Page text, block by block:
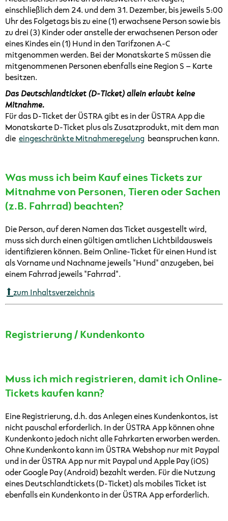
einschließlich dem 24. und dem 31. Dezember, bis jeweils 5:00
Uhr des Folgetags bis zu eine (1) erwachsene Person sowie bis
zu drei (3) Kinder oder anstelle der erwachsenen Person oder
eines Kindes ein (1) Hund in den Tarifzonen A-C
mitgenommen werden. Bei der Monatskarte S müssen die
mitgenommenen Personen ebenfalls eine Region S – Karte
besitzen.
Das Deutschlandticket (D-Ticket) allein erlaubt keine
Mitnahme.
Für das D-Ticket der ÜSTRA gibt es in der ÜSTRA App die
Monatskarte D-Ticket plus als Zusatzprodukt, mit dem man
die eingeschränkte Mitnahmeregelung beanspruchen kann.
Was muss ich beim Kauf eines Tickets zur
Mitnahme von Personen, Tieren oder Sachen
(z.B. Fahrrad) beachten?
Die Person, auf deren Namen das Ticket ausgestellt wird,
muss sich durch einen gültigen amtlichen Lichtbildausweis
identifizieren können. Beim Online-Ticket für einen Hund ist
als Vorname und Nachname jeweils "Hund" anzugeben, bei
einem Fahrrad jeweils "Fahrrad".
zum Inhaltsverzeichnis
Registrierung / Kundenkonto
Muss ich mich registrieren, damit ich Online-
Tickets kaufen kann?
Eine Registrierung, d.h. das Anlegen eines Kundenkontos, ist
nicht pauschal erforderlich. In der ÜSTRA App können ohne
Kundenkonto jedoch nicht alle Fahrkarten erworben werden.
Ohne Kundenkonto kann im ÜSTRA Webshop nur mit Paypal
und in der ÜSTRA App nur mit Paypal und Apple Pay (iOS)
oder Google Pay (Android) bezahlt werden. Für die Nutzung
eines Deutschlandtickets (D-Ticket) als mobiles Ticket ist
ebenfalls ein Kundenkonto in der ÜSTRA App erforderlich.